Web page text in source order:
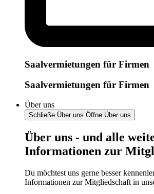
Saalvermietungen für Firmen
Saalvermietungen für Firmen
Über uns
Schließe Über uns Öffne Über uns
Über uns - und alle
Informationen zur
Du möchtest uns gerne besser
Informationen zur Mitgliedschaft in